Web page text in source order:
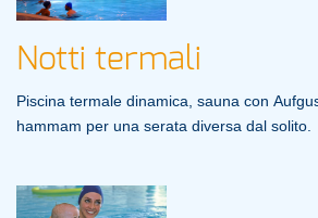
Notti termali
Piscina termale dinamica, sauna con
hammam per una serata diversa dal solito.